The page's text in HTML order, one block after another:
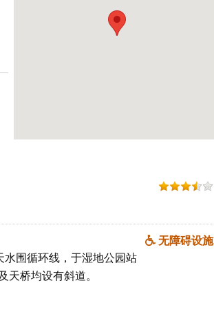
无障碍设施
围循环线，于湿地公园站
天桥均设有斜道。